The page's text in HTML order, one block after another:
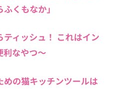
くもなか」
ィッシュ！ これはイン
利なやつ～
の猫キッチンツールは